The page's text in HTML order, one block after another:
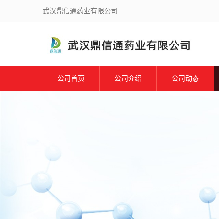
武汉鼎信通药业有限公司
公司首页 公司介绍 公司动态